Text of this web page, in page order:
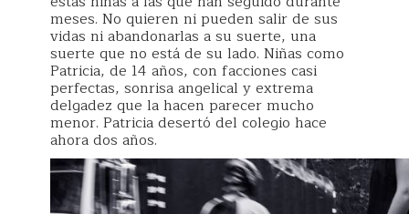
meses. No quieren ni pueden salir de sus
vidas ni abandonarlas a su suerte, una
suerte que no está de su lado. Niñas como
Patricia, de 14 años, con facciones casi
perfectas, sonrisa angelical y extrema
delgadez que la hacen parecer mucho
menor. Patricia desertó del colegio hace
ahora dos años.